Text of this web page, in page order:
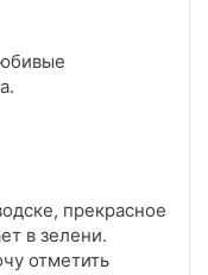
ее творческий
энергией
собирается
год и увидеть
санаторию
и
прекрасное
в зелени.
отметить